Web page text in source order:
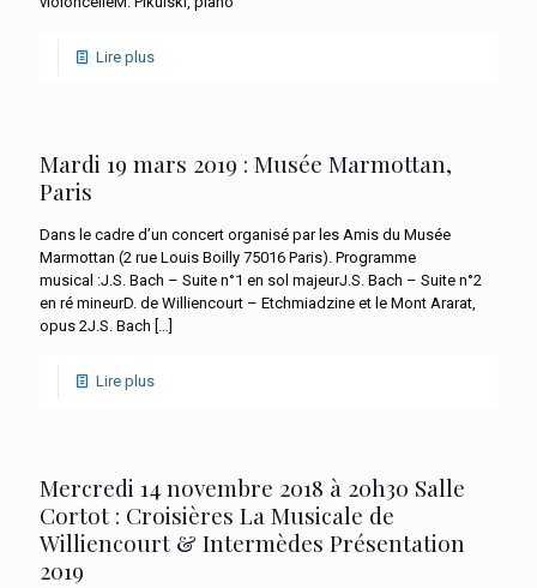
Lire plus
Mardi 19 mars 2019 : Musée Marmottan,
Paris
Dans le cadre d’un concert organisé par les Amis du Musée
Marmottan (2 rue Louis Boilly 75016 Paris). Programme
musical :J.S. Bach – Suite n°1 en sol majeurJ.S. Bach – Suite n°2
en ré mineurD. de Williencourt – Etchmiadzine et le Mont Ararat,
opus 2J.S. Bach […]
Lire plus
Mercredi 14 novembre 2018 à 20h30 Salle
Cortot : Croisières La Musicale de
Williencourt & Intermèdes Présentation
2019